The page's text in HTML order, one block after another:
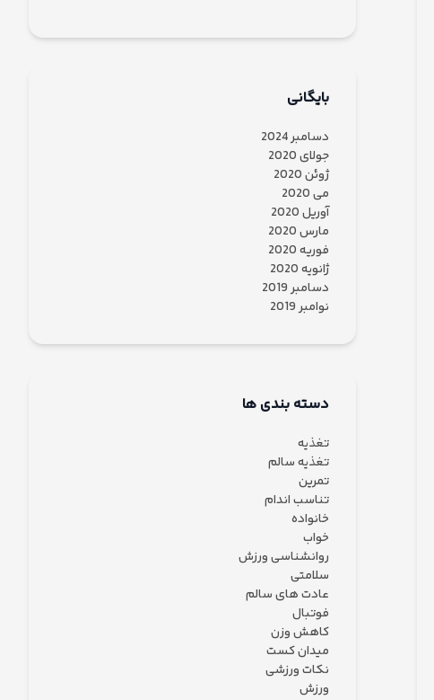
بایگانی
دسامبر 2024
جولای 2020
ژوئن 2020
می 2020
آوریل 2020
مارس 2020
فوریه 2020
ژانویه 2020
دسامبر 2019
نوامبر 2019
دسته بندی ها
تغذیه
تغذیه سالم
تمرین
تناسب اندام
خانواده
خواب
روانشناسی ورزش
سلامتی
عادت های سالم
فوتبال
کاهش وزن
میدان کست
نکات ورزشی
ورزش